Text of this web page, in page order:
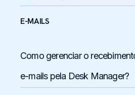
E-MAILS
Como gerenciar o
e-mails pela Desk Manager?